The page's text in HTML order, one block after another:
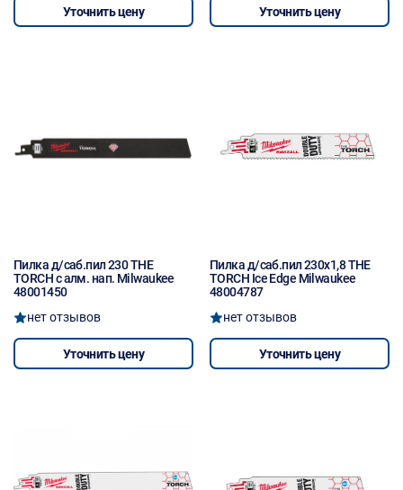
Уточнить цену Уточнить цену
Пилка д/саб.пил 230 THE
TORCH с алм. нап. Milwaukee
48001450
нет отзывов
Уточнить цену
Пилка д/саб.пил 230x1,8 THE
TORCH Ice Edge Milwaukee
48004787
нет отзывов
Уточнить цену